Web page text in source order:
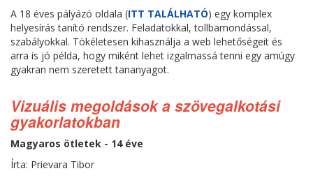
A 18 éves pályázó oldala (ITT TALÁLHATÓ) egy komplex
helyesírás tanító rendszer. Feladatokkal, tollbamondással,
szabályokkal. Tökéletesen kihasználja a web lehetőségeit és
arra is jó példa, hogy miként lehet izgalmassá tenni egy amúgy
gyakran nem szeretett tananyagot.
Vizuális megoldások a szövegalkotási
gyakorlatokban
Magyaros ötletek - 14 éve
Írta: Prievara Tibor